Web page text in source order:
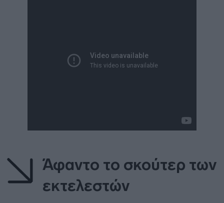
Άφαντο το σκούτερ των
εκτελεστών